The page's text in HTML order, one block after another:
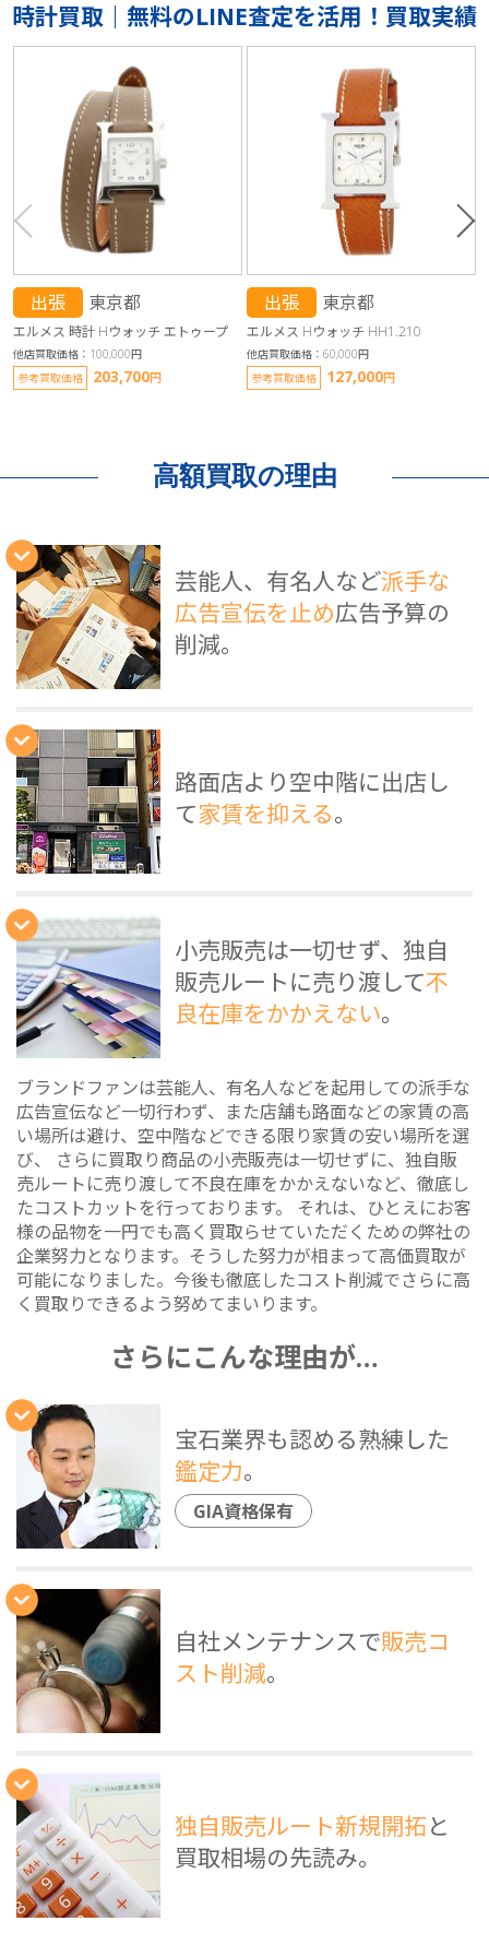
時計買取｜無料のLINE査定を活用！買取実績
出張 東京都
エルメス 時計 Hウォッチ エトゥープ
他店買取価格：100,000円
参考買取価格
203,700円
出張 東京都
エルメス Hウォッチ HH1.210
他店買取価格：60,000円
参考買取価格
127,000円
高額買取の理由
芸能人、有名人など派手な
広告宣伝を止め広告予算の
削減。
路面店より空中階に出店し
て家賃を抑える。
小売販売は一切せず、独自
販売ルートに売り渡して不
良在庫をかかえない。
ブランドファンは芸能人、有名人などを起用しての派手な
広告宣伝など一切行わず、また店舗も路面などの家賃の高
い場所は避け、空中階などできる限り家賃の安い場所を選
び、 さらに買取り商品の小売販売は一切せずに、独自販
売ルートに売り渡して不良在庫をかかえないなど、徹底し
たコストカットを行っております。 それは、ひとえにお客
様の品物を一円でも高く買取らせていただくための弊社の
企業努力となります。そうした努力が相まって高価買取が
可能になりました。今後も徹底したコスト削減でさらに高
く買取りできるよう努めてまいります。
さらにこんな理由が…
宝石業界も認める熟練した
鑑定力。
GIA資格保有
自社メンテナンスで販売コ
スト削減。
独自販売ルート新規開拓と
買取相場の先読み。